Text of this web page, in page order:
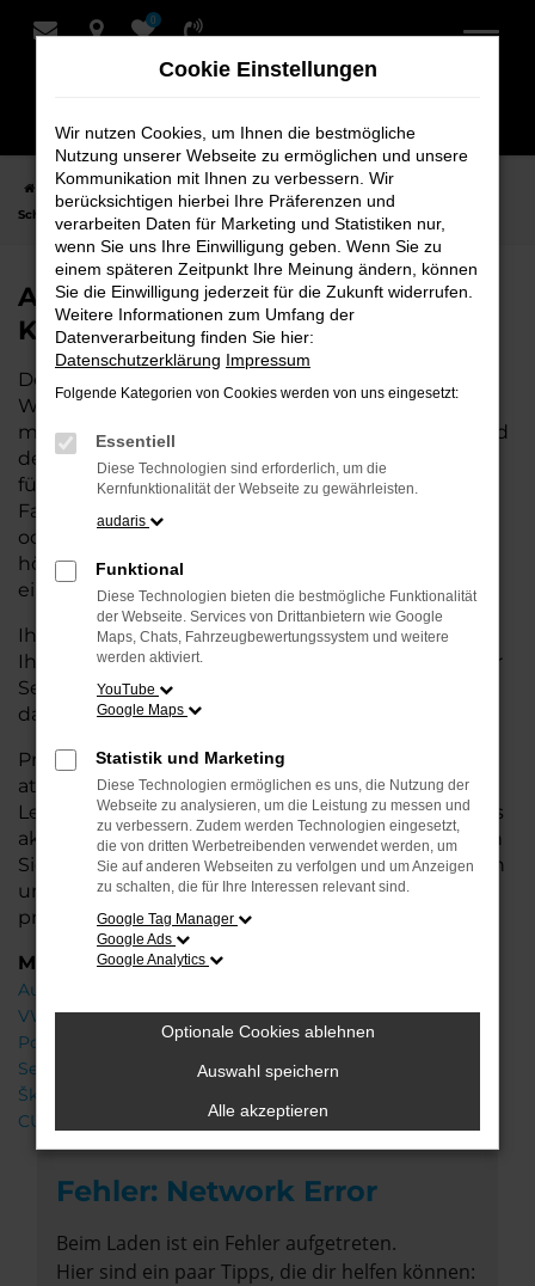
Zum
0
Startseite Weyhe Audi Audi Q2
Audi Q2 Neuwagen bei
Schmidt + Koch für Weyhe
Audi Q2 Neuwagen bei Schmidt +
Koch für Weyhe
Der Audi Q2 ist die perfekte Wahl für alle, die für
Weyhe einen Neuwagen suchen. Mit seiner
modernen Technik, seinem effizienten Antrieb und
dem stilvollen Design ist der Q2 die ideale Lösung
für jeden, der ein zuverlässiges und komfortables
Fahrzeug möchte. Egal, ob für den Stadtverkehr
oder längere Fahrten – der Q2 bietet Ihnen
höchsten Fahrkomfort, innovative Features und
eine herausragende Wirtschaftlichkeit.
Ihr Audi Autohaus in der Nähe von Weyhe steht
Ihnen mit einer breiten Auswahl an Neuwagen zur
Seite und bietet Ihnen umfassende
damit Sie das für Sie passende Fahrzeug finden.
Profitieren Sie von zusätzlichen Services wie
attraktiven Finanzierungsmöglichkeiten,
Leasingangeboten und der Inzahlungnahme Ihres
aktuellen Fahrzeugs. Besuchen Sie uns und lassen
Sie sich von unseren Experten beraten – wir freuen
uns, Ihnen den perfekten Neuwagen zu
präsentieren!
Marken
Audi
VW
Porsche
Seat
Škoda
CUPRA
Fehler: Network Error
Beim Laden ist ein Fehler aufgetreten.
Hier sind ein paar Tipps, die dir helfen können:
Cookie Einstellungen
Wir nutzen Cookies, um Ihnen die bestmögliche
Nutzung unserer Webseite zu ermöglichen und unsere
Kommunikation mit Ihnen zu verbessern. Wir
berücksichtigen hierbei Ihre Präferenzen und
verarbeiten Daten für Marketing und Statistiken nur,
wenn Sie uns Ihre Einwilligung geben. Wenn Sie zu
einem späteren Zeitpunkt Ihre Meinung ändern, können
Sie die Einwilligung jederzeit für die Zukunft widerrufen.
Weitere Informationen zum Umfang der
Datenverarbeitung finden Sie hier:
Datenschutzerklärung Impressum
Folgende Kategorien von Cookies werden von uns eingesetzt:
Essentiell
Diese Technologien sind erforderlich, um die
Kernfunktionalität der Webseite zu gewährleisten.
audaris
Funktional
Diese Technologien bieten die bestmögliche Funktionalität
der Webseite. Services von Drittanbietern wie Google
Maps, Chats, Fahrzeugbewertungssystem und weitere
werden aktiviert.
YouTube
Google Maps
Statistik und Marketing
Diese Technologien ermöglichen es uns, die Nutzung der
Webseite zu analysieren, um die Leistung zu messen und
zu verbessern. Zudem werden Technologien eingesetzt,
die von dritten Werbetreibenden verwendet werden, um
Sie auf anderen Webseiten zu verfolgen und um Anzeigen
zu schalten, die für Ihre Interessen relevant sind.
Google Tag Manager
Google Ads
Google Analytics
Optionale Cookies ablehnen
Auswahl speichern
Alle akzeptieren